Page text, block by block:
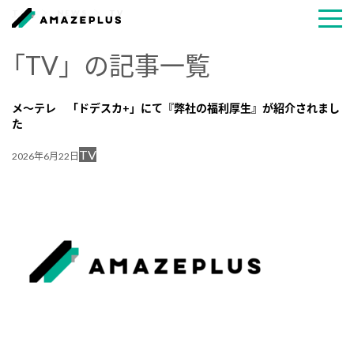
TOP
「TV」の記事一覧
メ～テレ 「ドデスカ+」にて『弊社の福利厚生』が紹介されまし
た
2026年6月22日 TV